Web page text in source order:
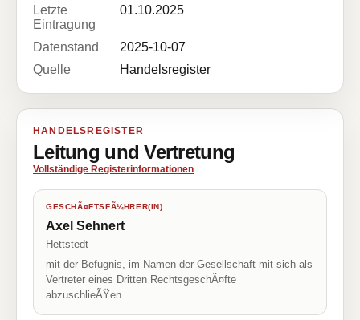
Letzte
Eintragung
01.10.2025
Datenstand
2025-10-07
Quelle
Handelsregister
HANDELSREGISTER
Leitung und Vertretung
Vollständige Registerinformationen
GESCHÃ¤FTSFÃ¼HRER(IN)
Axel Sehnert
Hettstedt
mit der Befugnis, im Namen der Gesellschaft mit sich als
Vertreter eines Dritten RechtsgeschÃ¤fte
abzuschlieÃŸen